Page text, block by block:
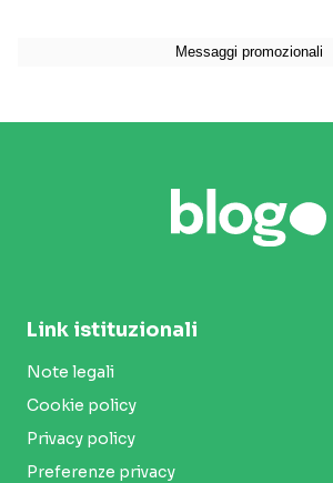
Link istituzionali
Note legali
Cookie policy
Privacy policy
Preferenze privacy